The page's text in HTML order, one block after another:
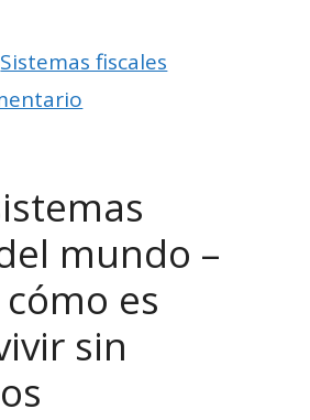
Sistemas fiscales
mundo –
es
sin